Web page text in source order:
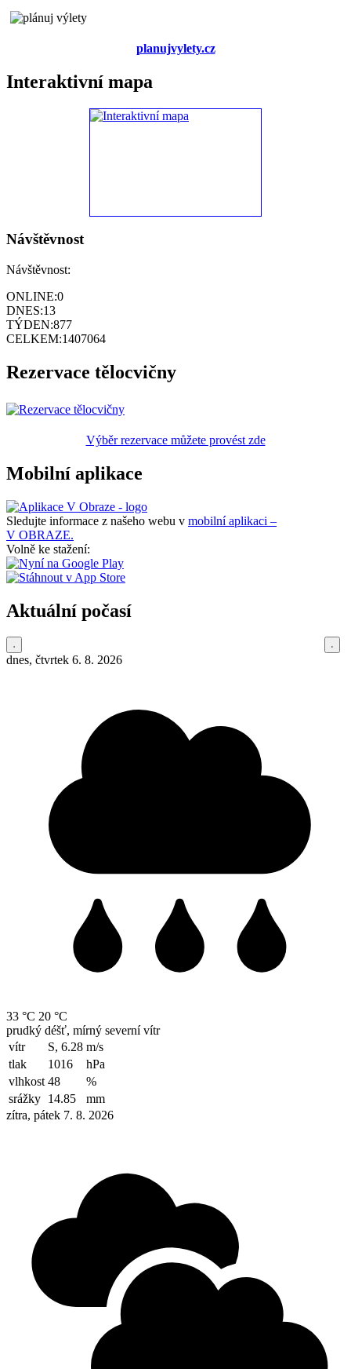
planujvylety.cz
Interaktivní mapa
Návštěvnost
Návštěvnost:
ONLINE:0
DNES:13
TÝDEN:877
CELKEM:1407064
Rezervace tělocvičny
Výběr rezervace můžete provést zde
Mobilní aplikace
Sledujte informace z našeho webu v mobilní aplikaci –
V OBRAZE.
Volně ke stažení:
Aktuální počasí
dnes, čtvrtek 6. 8. 2026
33 °C 20 °C
prudký déšť, mírný severní vítr
vítr
S, 6.28 m/s
tlak
1016
hPa
vlhkost 48
%
srážky 14.85
mm
zítra, pátek 7. 8. 2026